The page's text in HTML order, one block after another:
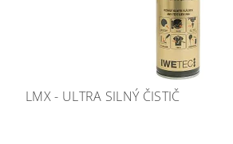
LMX - ULTRA SILNÝ ČISTIČ